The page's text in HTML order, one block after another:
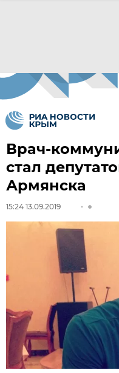
Врач-
стал
Армянска
15:24 13.09.2019